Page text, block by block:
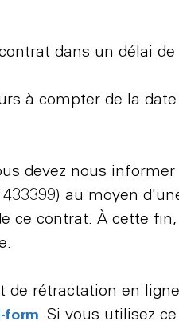
dans un délai
à compter de la
devez nous
au moyen
ce contrat. À cette
de rétractation en
form. Si vous utilisez